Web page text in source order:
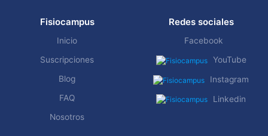
Fisiocampus
Inicio
Suscripciones
Blog
FAQ
Nosotros
Redes sociales
Facebook
YouTube
Instagram
Linkedin